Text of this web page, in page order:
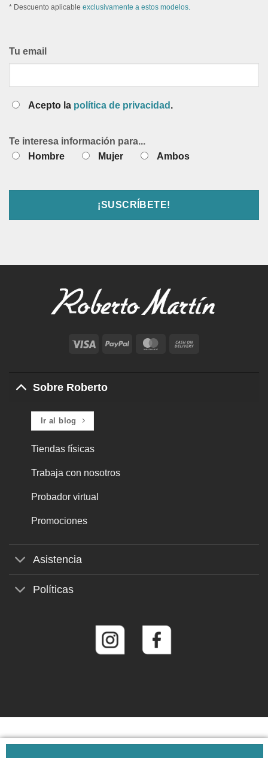
* Descuento aplicable exclusivamente a estos modelos.
Tu email
Acepto la política de privacidad .
Te interesa información para...
Hombre
Mujer Ambos
Visa PayPal MasterCard
Delivery
Sobre Roberto
Ir al blog
Tiendas físicas
Trabaja con nosotros
Probador virtual
Promociones
Asistencia
Políticas
© 2026Roberto Martín Gafas de Sol